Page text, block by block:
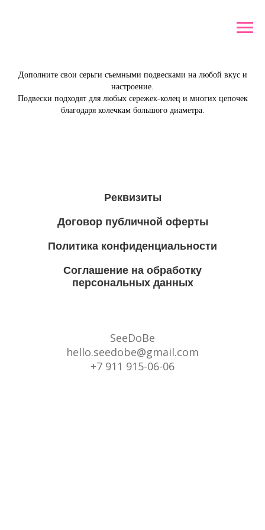
Дополните свои серьги съемными подвесками на любой вкус и
настроение.
Подвески подходят для любых сережек-колец и многих цепочек
благодаря колечкам большого диаметра.
Реквизиты
Договор публичной оферты
Политика конфиденциальности
Соглашение на обработку
персональных данных
SeeDoBe
hello.seedobe@gmail.com
+7 911 915-06-06